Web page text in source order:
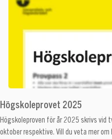
Högskoleprovet 2025
Högskoleproven för år 2025 skrivs vid
oktober respektive. Vill du veta mer